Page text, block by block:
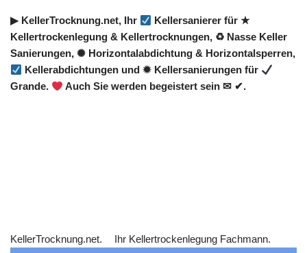
▶︎ KellerTrocknung.net, Ihr
Kellersanierer für ★
Kellertrockenlegung & Kellertrocknungen, ♻ Nasse Keller
Sanierungen, ✺ Horizontalabdichtung & Horizontalsperren,
Kellerabdichtungen und ✹ Kellersanierungen für
Grande.
Auch Sie werden begeistert sein ✉ ✔.
KellerTrocknung.net. Ihr Kellertrockenlegung Fachmann.